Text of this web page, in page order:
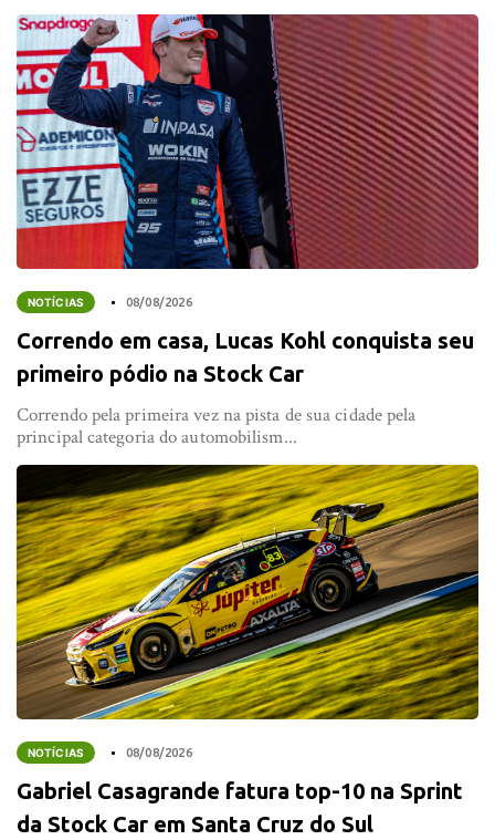
NOTÍCIAS 08/08/2026
Correndo em casa, Lucas Kohl conquista seu
primeiro pódio na Stock Car
Correndo pela primeira vez na pista de sua cidade pela
principal categoria do automobilism...
NOTÍCIAS 08/08/2026
Gabriel Casagrande fatura top-10 na Sprint
da Stock Car em Santa Cruz do Sul